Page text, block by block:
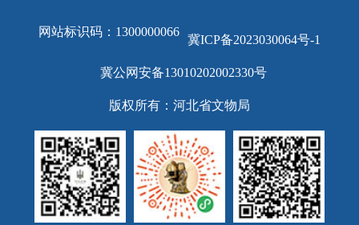
网站标识码：1300000066
冀ICP备2023030064号-1
冀公网安备13010202002330号
版权所有：河北省文物局